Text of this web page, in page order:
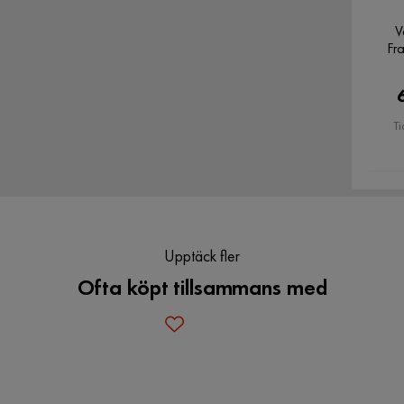
Upptäck fler
Ofta köpt tillsammans med